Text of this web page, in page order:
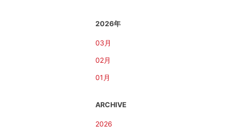
2026年
03月
02月
01月
ARCHIVE
2026